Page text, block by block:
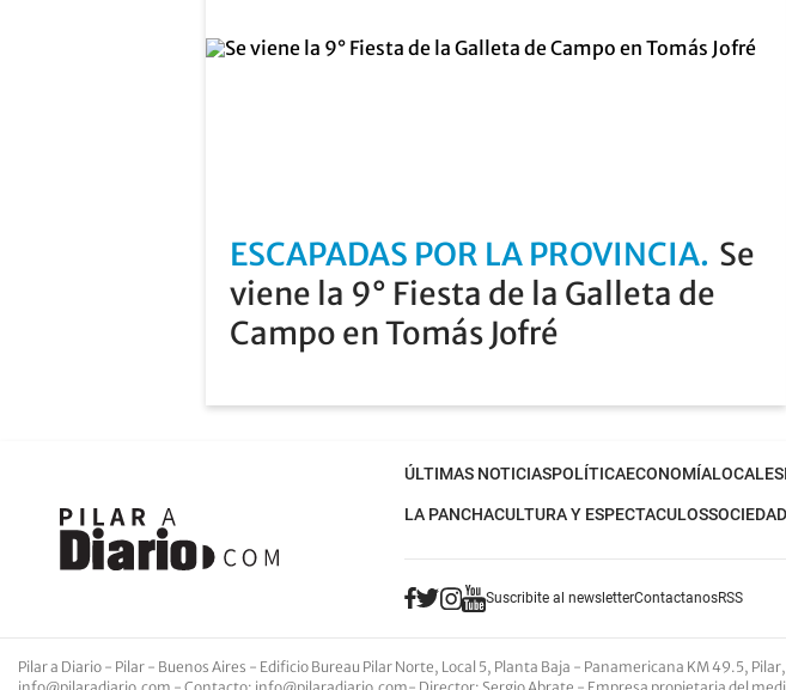
ESCAPADAS POR LA PROVINCIA Se
viene la 9° Fiesta de la Galleta de
Campo en Tomás Jofré
ÚLTIMAS NOTICIASPOLÍTICAECONOMÍALOCALES
LA PANCHACULTURA Y ESPECTACULOSSOCIEDAD
Suscribite al newsletterContactanosRSS
Pilar a Diario - Pilar - Buenos Aires - Edificio Bureau Pilar Norte, Local 5, Planta Baja - Panamericana KM 49.5,